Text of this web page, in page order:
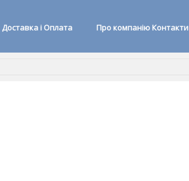
Доставка і Оплата Про компанію Контакти